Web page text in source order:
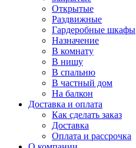
Открытые
Раздвижные
Гардеробные шкафы
Назначение
В комнату
В нишу
В спальню
В частный дом
На балкон
Доставка и оплата
Как сделать заказ
Доставка
Оплата и рассрочка